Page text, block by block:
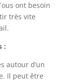
ont besoin
très vite
:
autour d’un
Il peut être